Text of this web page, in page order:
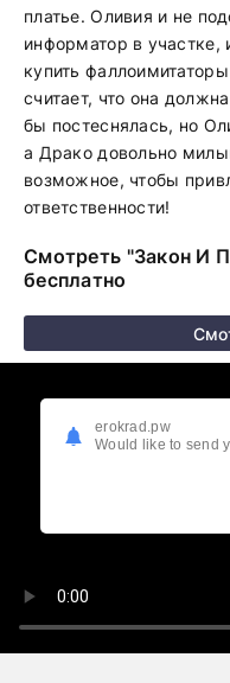
платье. Оливия и не
информатор в
купить
считает, что она
бы постеснялась, но
а Драко довольно
возможное, чтобы
ответственности!
Смотреть "Закон И
бесплатно
erokrad.pw
Would like to send